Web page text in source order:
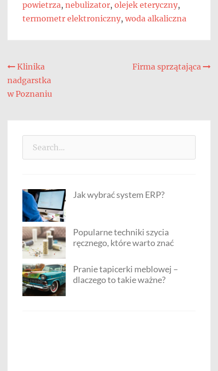
powietrza, nebulizator, olejek eteryczny,
termometr elektroniczny, woda alkaliczna
Nawigacja
wpisu
Klinika
nadgarstka
w Poznaniu
Firma sprzątająca
Jak wybrać system ERP?
Popularne techniki szycia
ręcznego, które warto znać
Pranie tapicerki meblowej –
dlaczego to takie ważne?